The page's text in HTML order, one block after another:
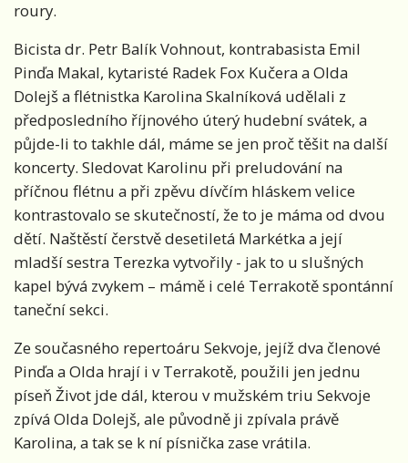
roury.
Bicista dr. Petr Balík Vohnout, kontrabasista Emil
Pinďa Makal, kytaristé Radek Fox Kučera a Olda
Dolejš a flétnistka Karolina Skalníková udělali z
předposledního říjnového úterý hudební svátek, a
půjde-li to takhle dál, máme se jen proč těšit na další
koncerty. Sledovat Karolinu při preludování na
příčnou flétnu a při zpěvu dívčím hláskem velice
kontrastovalo se skutečností, že to je máma od dvou
dětí. Naštěstí čerstvě desetiletá Markétka a její
mladší sestra Terezka vytvořily - jak to u slušných
kapel bývá zvykem – mámě i celé Terrakotě spontánní
taneční sekci.
Ze současného repertoáru Sekvoje, jejíž dva členové
Pinďa a Olda hrají i v Terrakotě, použili jen jednu
píseň Život jde dál, kterou v mužském triu Sekvoje
zpívá Olda Dolejš, ale původně ji zpívala právě
Karolina, a tak se k ní písnička zase vrátila.